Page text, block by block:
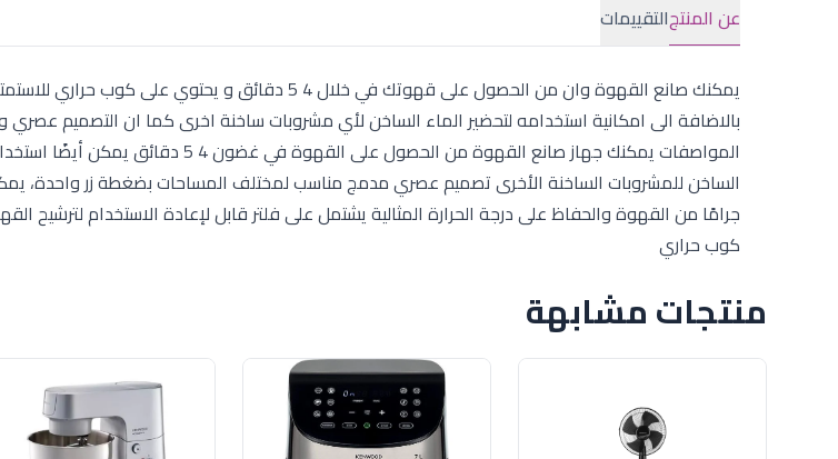
عن المنتجالتقييمات
يمكنك صانع القهوة وان من الحصول على قهوتك في خلال 4 5 دقائق و
بالاضافة الى امكانية استخدامه لتحضير الماء الساخن لأي مشروبات ساخنة اخرى كما ان التصميم
المواصفات يمكنك جهاز صانع القهوة من الحصول على
جرامًا من القهوة والحفاظ على درجة الحرارة المثالية يشتمل على فلتر قابل لإعادة الاستخدام لترشيح
كوب حراري
منتجات مشابهة